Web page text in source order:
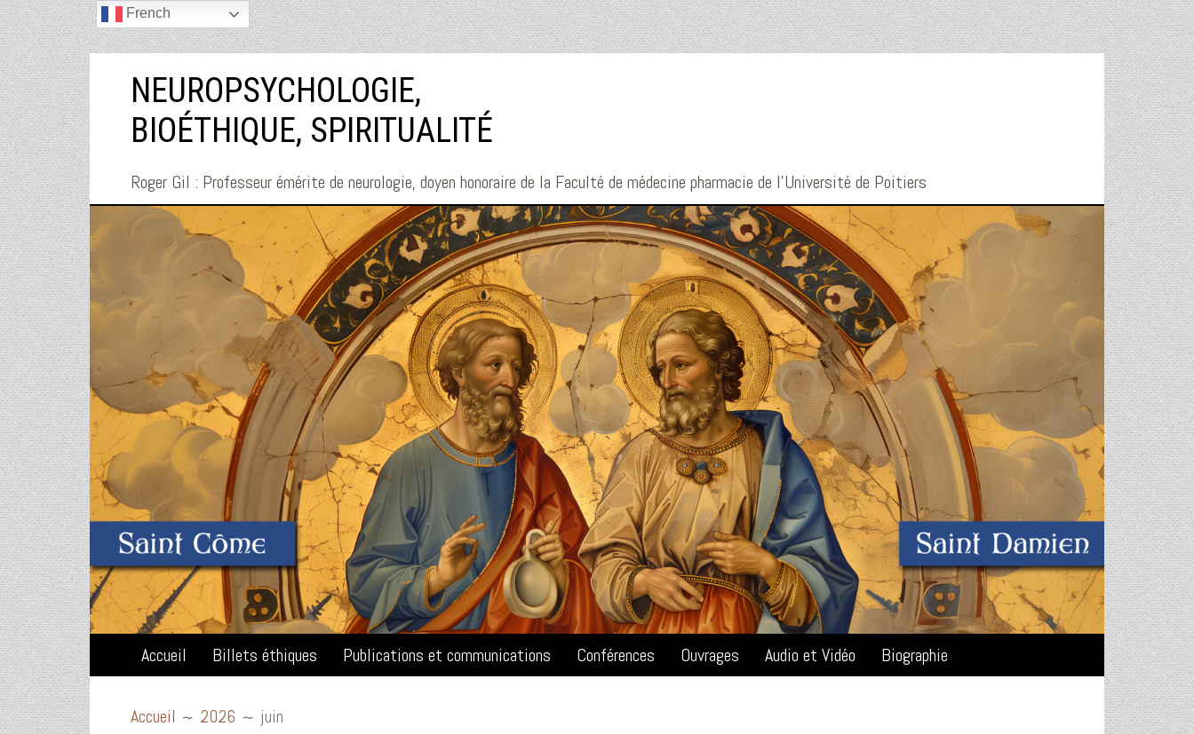
NEUROPSYCHOLOGIE,
BIOÉTHIQUE, SPIRITUALITÉ
Roger Gil : Professeur émérite de neurologie, doyen honoraire de la Faculté de médecine pharmacie de l'Université de Poitiers
Accueil Billets éthiques Publications et communications Conférences Ouvrages Audio et Vidéo Biographie
Accueil 2026 juin
French